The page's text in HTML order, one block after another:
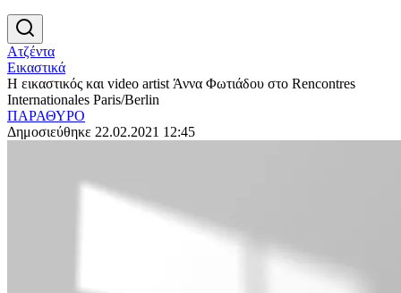
Ατζέντα
Εικαστικά
Η εικαστικός και video artist Άννα Φωτιάδου στο Rencontres
Internationales Paris/Berlin
ΠΑΡΑΘΥΡΟ
Δημοσιεύθηκε 22.02.2021 12:45